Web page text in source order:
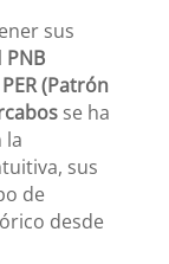
sus
PNB
PER (Patrón
se ha
la
sus
de
desde